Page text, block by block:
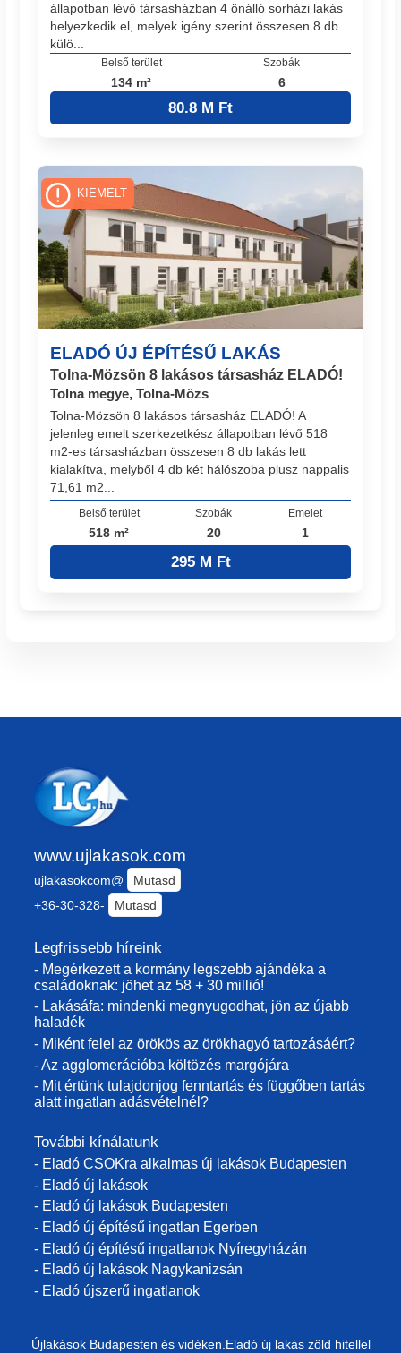
állapotban lévő társasházban 4 önálló sorházi lakás
helyezkedik el, melyek igény szerint összesen 8 db
külö...
Belső terület
134 m²
Szobák
6
80.8 M Ft
ELADÓ ÚJ ÉPÍTÉSŰ LAKÁS
Tolna-Mözsön 8 lakásos társasház ELADÓ!
Tolna megye, Tolna-Mözs
Tolna-Mözsön 8 lakásos társasház ELADÓ! A
jelenleg emelt szerkezetkész állapotban lévő 518
m2-es társasházban összesen 8 db lakás lett
kialakítva, melyből 4 db két hálószoba plusz nappalis
71,61 m2...
Belső terület
518 m²
Szobák
20
Emelet
1
295 M Ft
KIEMELT
www.ujlakasok.com
ujlakasokcom@
Mutasd
+36-30-328-
Mutasd
Legfrissebb híreink
- Megérkezett a kormány legszebb ajándéka a
családoknak: jöhet az 58 + 30 millió!
- Lakásáfa: mindenki megnyugodhat, jön az újabb
haladék
- Miként felel az örökös az örökhagyó tartozásáért?
- Az agglomerációba költözés margójára
- Mit értünk tulajdonjog fenntartás és függőben tartás
alatt ingatlan adásvételnél?
További kínálatunk
- Eladó CSOKra alkalmas új lakások Budapesten
- Eladó új lakások
- Eladó új lakások Budapesten
- Eladó új építésű ingatlan Egerben
- Eladó új építésű ingatlanok Nyíregyházán
- Eladó új lakások Nagykanizsán
- Eladó újszerű ingatlanok
Újlakások Budapesten és vidéken.Eladó új lakás zöld hitellel